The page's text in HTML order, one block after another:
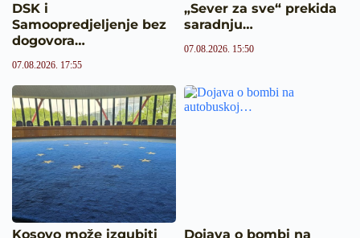
DSK i
Samoopredjeljenje bez
dogovora…
07.08.2026. 17:55
„Sever za sve“ prekida
saradnju…
07.08.2026. 15:50
Kosovo može izgubiti Dojava o bombi na